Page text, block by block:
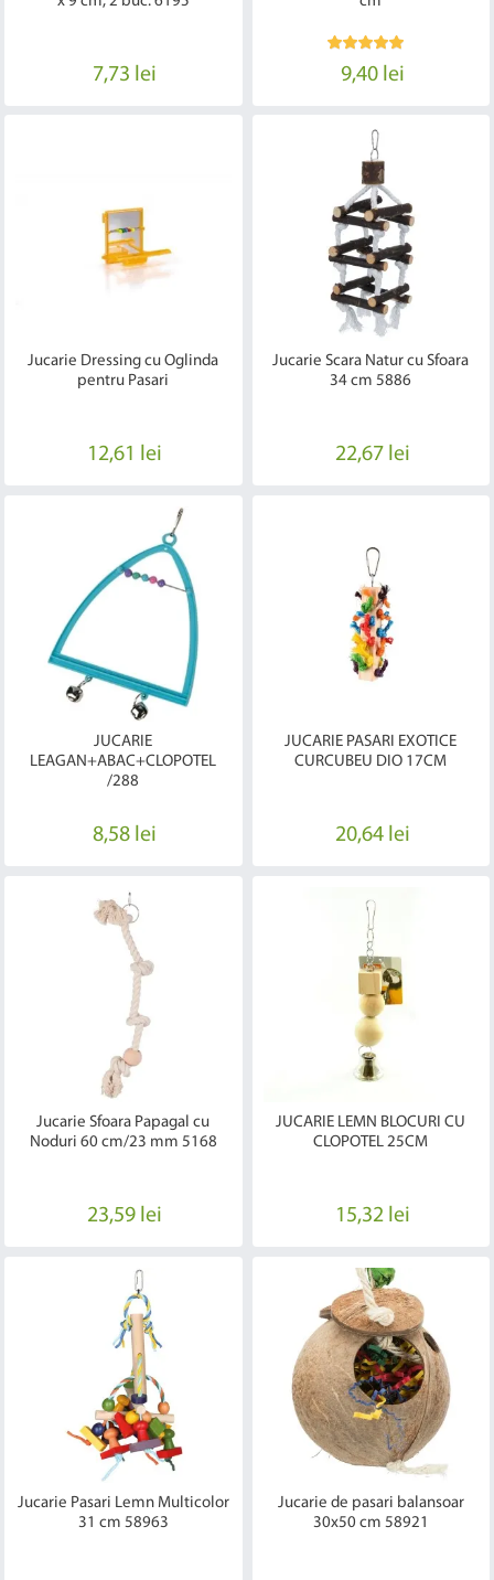
7,73 lei 9,40 lei
Jucarie Dressing cu Oglinda
pentru Pasari
12,61 lei
Jucarie Scara Natur cu Sfoara
34 cm 5886
22,67 lei
JUCARIE
LEAGAN+ABAC+CLOPOTEL
/288
8,58 lei
JUCARIE PASARI EXOTICE
CURCUBEU DIO 17CM
20,64 lei
Jucarie Sfoara Papagal cu
Noduri 60 cm/23 mm 5168
23,59 lei
JUCARIE LEMN BLOCURI CU
CLOPOTEL 25CM
15,32 lei
Jucarie Pasari Lemn Multicolor
31 cm 58963
Jucarie de pasari balansoar
30x50 cm 58921